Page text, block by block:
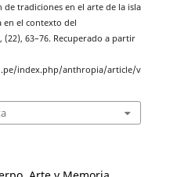
de tradiciones en el arte de la isla
en el contexto del
, (22), 63–76. Recuperado a partir
index.php/anthropia/article/v